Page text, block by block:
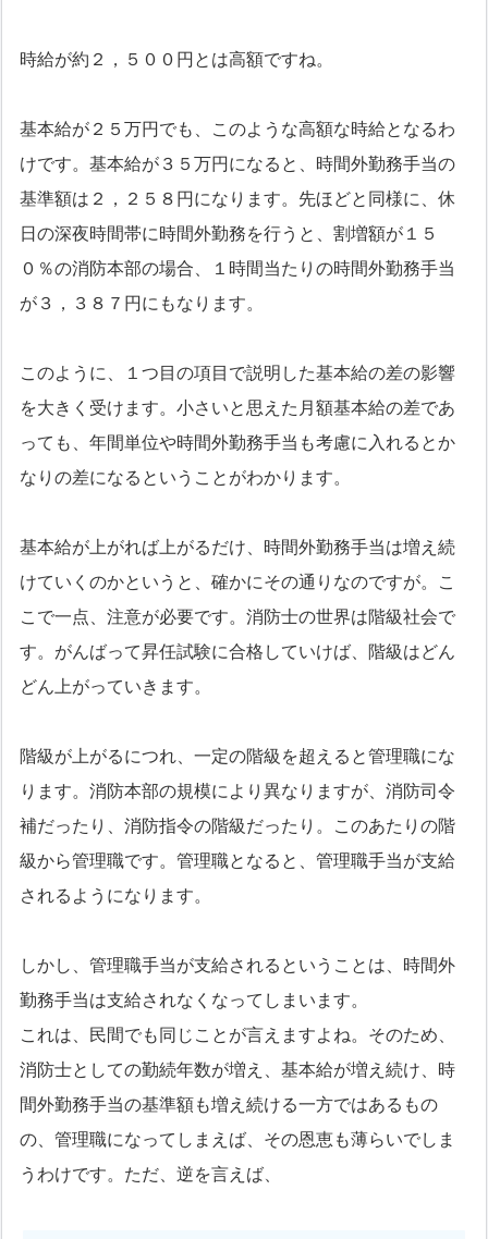
時給が約２，５００円とは高額ですね。
基本給が２５万円でも、このような高額な時給となるわ
けです。基本給が３５万円になると、時間外勤務手当の
基準額は２，２５８円になります。先ほどと同様に、休
日の深夜時間帯に時間外勤務を行うと、割増額が１５
０％の消防本部の場合、１時間当たりの時間外勤務手当
が３，３８７円にもなります。
このように、１つ目の項目で説明した基本給の差の影響
を大きく受けます。小さいと思えた月額基本給の差であ
っても、年間単位や時間外勤務手当も考慮に入れるとか
なりの差になるということがわかります。
基本給が上がれば上がるだけ、時間外勤務手当は増え続
けていくのかというと、確かにその通りなのですが。こ
こで一点、注意が必要です。消防士の世界は階級社会で
す。がんばって昇任試験に合格していけば、階級はどん
どん上がっていきます。
階級が上がるにつれ、一定の階級を超えると管理職にな
ります。消防本部の規模により異なりますが、消防司令
補だったり、消防指令の階級だったり。このあたりの階
級から管理職です。管理職となると、管理職手当が支給
されるようになります。
しかし、管理職手当が支給されるということは、時間外
勤務手当は支給されなくなってしまいます。
これは、民間でも同じことが言えますよね。そのため、
消防士としての勤続年数が増え、基本給が増え続け、時
間外勤務手当の基準額も増え続ける一方ではあるもの
の、管理職になってしまえば、その恩恵も薄らいでしま
うわけです。ただ、逆を言えば、